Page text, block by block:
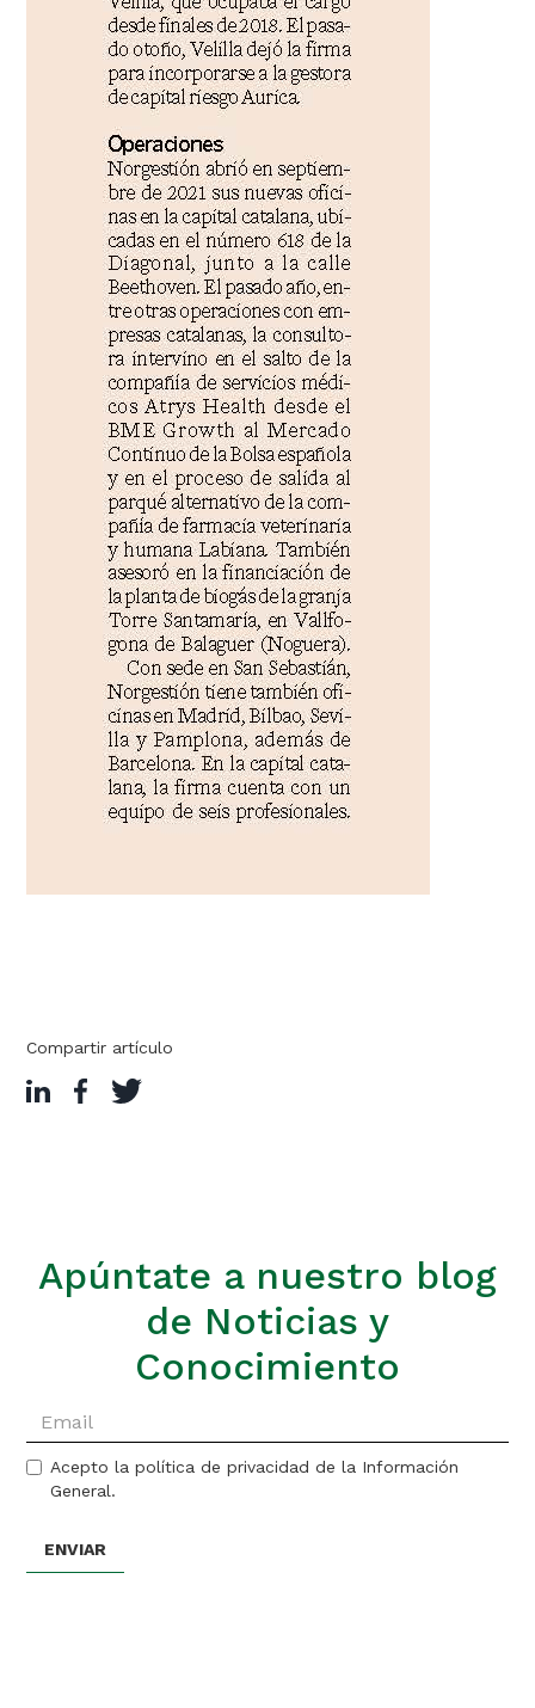
Compartir artículo
Apúntate a nuestro blog
de Noticias y
Conocimiento
Acepto la política de privacidad de la Información
General.